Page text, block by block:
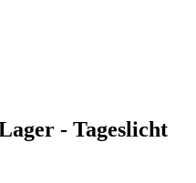
- Tageslicht